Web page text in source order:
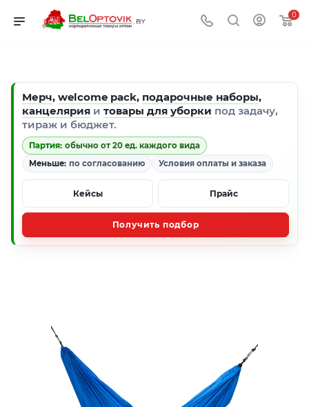
0
Мерч, welcome pack, подарочные наборы,
канцелярия и товары для уборки под задачу,
тираж и бюджет.
Партия: обычно от 20 ед. каждого вида
Меньше: по согласованию Условия оплаты и заказа
Кейсы Прайс
Получить подбор